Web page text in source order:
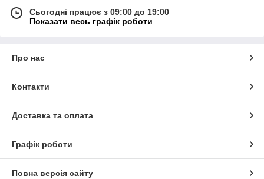
Сьогодні працює з 09:00 до 19:00
Показати весь графік роботи
Про нас
Контакти
Доставка та оплата
Графік роботи
Повна версія сайту